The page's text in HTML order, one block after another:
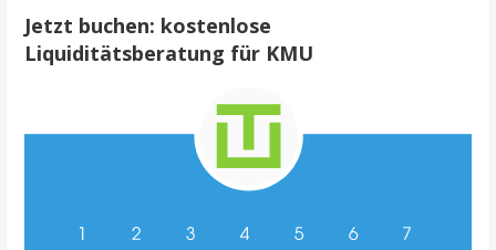
Jetzt buchen: kostenlose
Liquiditätsberatung für KMU